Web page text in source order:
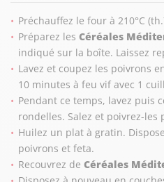
Préchauffez le four à 210°C
Préparez lesCéréales
indiqué sur la boîte. Laissez
Lavez et coupez les poivrons
10 minutes à feu vif avec 1
Pendant ce temps, lavez puis
rondelles. Salez et poivrez-les
Huilez un plat à gratin.
poivrons et feta.
Recouvrez deCéréales